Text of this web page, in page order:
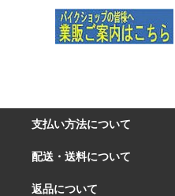
支払い方法について
配送・送料について
返品について